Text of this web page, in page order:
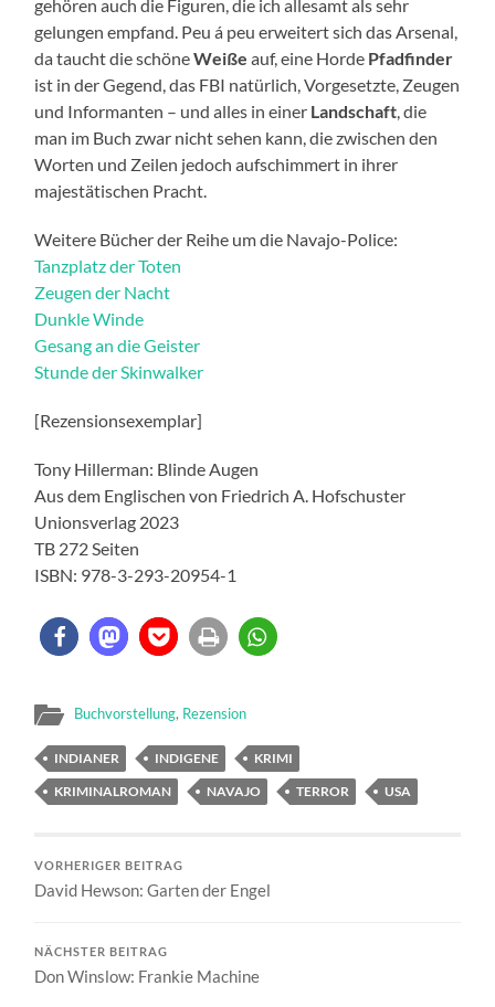
gehören auch die Figuren, die ich allesamt als sehr
gelungen empfand. Peu á peu erweitert sich das Arsenal,
da taucht die schöneWeißeauf, eine Horde Pfadfinder
ist in der Gegend, das FBI natürlich, Vorgesetzte, Zeugen
und Informanten – und alles in einer Landschaft, die
man im Buch zwar nicht sehen kann, die zwischen den
Worten und Zeilen jedoch aufschimmert in ihrer
majestätischen Pracht.
Weitere Bücher der Reihe um die Navajo-Police:
Tanzplatz der Toten
Zeugen der Nacht
Dunkle Winde
Gesang an die Geister
Stunde der Skinwalker
[Rezensionsexemplar]
Tony Hillerman: Blinde Augen
Aus dem Englischen von Friedrich A. Hofschuster
Unionsverlag 2023
TB 272 Seiten
ISBN: 978-3-293-20954-1
Buchvorstellung, Rezension
INDIANER INDIGENE
KRIMI
KRIMINALROMAN
NAVAJO TERROR USA
VORHERIGER BEITRAG
David Hewson: Garten der Engel
NÄCHSTER BEITRAG
Don Winslow: Frankie Machine